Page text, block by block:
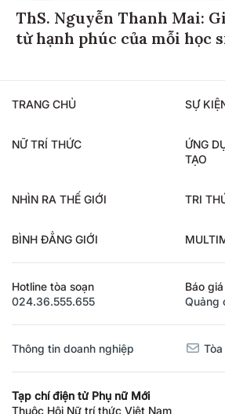
ThS. Nguyễn Thanh Mai:
từ hạnh phúc của mỗi học
TRANG CHỦ SỰ
NỮ TRÍ THỨC
ỨNG
TẠO
NHÌN RA THẾ GIỚI TRI
BÌNH ĐẲNG GIỚI
Hotline tòa soạn
024.36.555.655
Báo giá
Quảng
Thông tin doanh nghiệp
Tạp chí điện tử Phụ nữ Mới
Thuộc Hội Nữ trí thức Việt Nam